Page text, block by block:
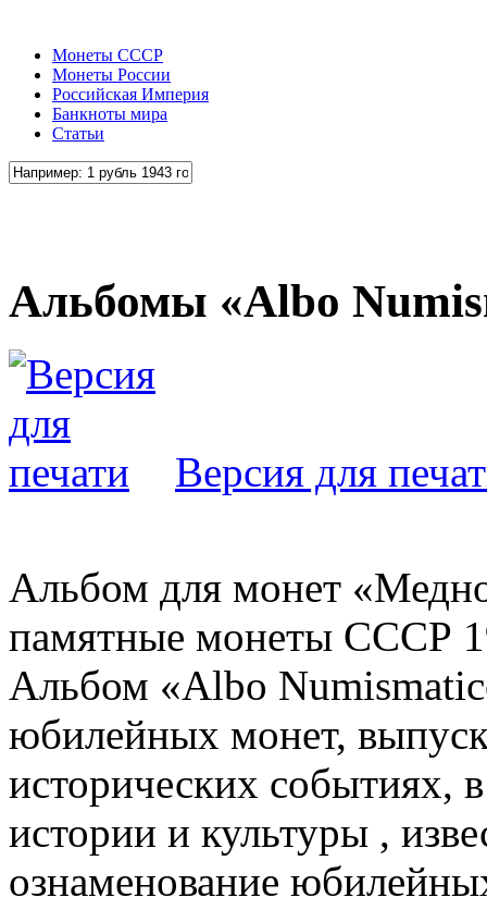
Монеты СССР
Монеты России
Российская Империя
Банкноты мира
Статьи
Альбомы «Albo
Версия для
Альбом для монет
памятные монеты СССР
Альбом «Albo
юбилейных монет,
исторических событиях,
истории и культуры ,
ознаменование